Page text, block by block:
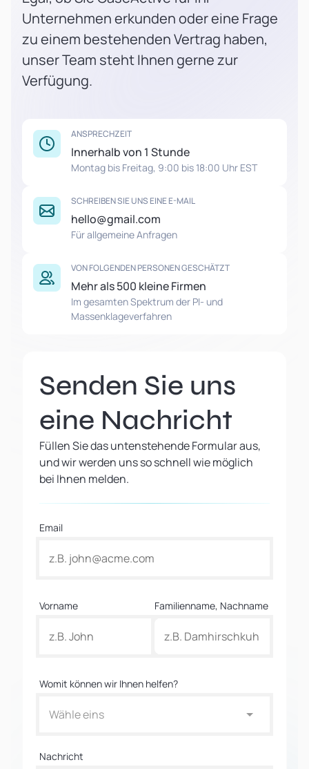
Unternehmen erkunden oder eine Frage
zu einem bestehenden Vertrag haben,
unser Team steht Ihnen gerne zur
Verfügung.
ANSPRECHZEIT
Innerhalb von 1 Stunde
Montag bis Freitag, 9:00 bis 18:00 Uhr EST
SCHREIBEN SIE UNS EINE E-MAIL
hello@gmail.com
Für allgemeine Anfragen
VON FOLGENDEN PERSONEN GESCHÄTZT
Mehr als 500 kleine Firmen
Im gesamten Spektrum der PI- und
Massenklageverfahren
Senden Sie uns
eine Nachricht
Füllen Sie das untenstehende Formular aus,
und wir werden uns so schnell wie möglich
bei Ihnen melden.
Email
Vorname Familienname, Nachname
Womit können wir Ihnen helfen?
Wähle eins
Nachricht